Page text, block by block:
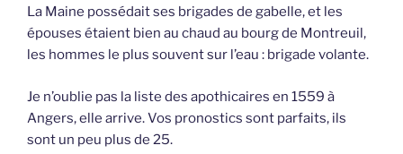
La Maine possédait ses brigades de gabelle, et les
épouses étaient bien au chaud au bourg de Montreuil,
les hommes le plus souvent sur l’eau : brigade volante.
Je n’oublie pas la liste des apothicaires en 1559 à
Angers, elle arrive. Vos pronostics sont parfaits, ils
sont un peu plus de 25.